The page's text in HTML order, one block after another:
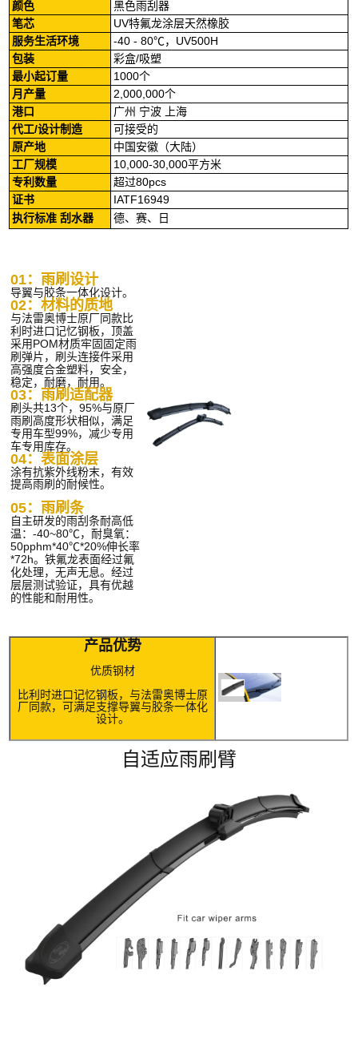
颜色
黑色雨刮器
笔芯
UV特氟龙涂层天然橡胶
服务生活环境
-40 - 80℃，UV500H
包装
彩盒/吸塑
最小起订量
1000个
月产量
2,000,000个
港口
广州 宁波 上海
代工/设计制造
可接受的
原产地
中国安徽（大陆）
工厂规模
10,000-30,000平方米
专利数量
超过80pcs
证书
IATF16949
执行标准 刮水器 德、赛、日
01：雨刷设计
导翼与胶条一体化设计。
02：材料的质地
与法雷奥博士原厂同款比
利时进口记忆钢板，顶盖
采用POM材质牢固固定雨
刷弹片，刷头连接件采用
高强度合金塑料，安全，
稳定，耐磨，耐用。
03：雨刷适配器
刷头共13个，95%与原厂
雨刷高度形状相似，满足
专用车型99%，减少专用
车专用库存。
04：表面涂层
涂有抗紫外线粉末，有效
提高雨刷的耐候性。
05：雨刷条
自主研发的雨刮条耐高低
温：-40~80℃，耐臭氧：
50pphm*40℃*20%伸长率
*72h。铁氟龙表面经过氟
化处理，无声无息。经过
层层测试验证，具有优越
的性能和耐用性。
产品优势
优质钢材
比利时进口记忆钢板，与法雷奥博士原
厂同款，可满足支撑导翼与胶条一体化
设计。
自适应雨刷臂